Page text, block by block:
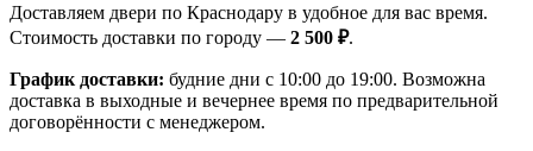
Доставляем двери по Краснодару в удобное для вас время.
Стоимость доставки по городу — 2 500 ₽.
График доставки: будние дни с 10:00 до 19:00. Возможна
доставка в выходные и вечернее время по предварительной
договорённости с менеджером.